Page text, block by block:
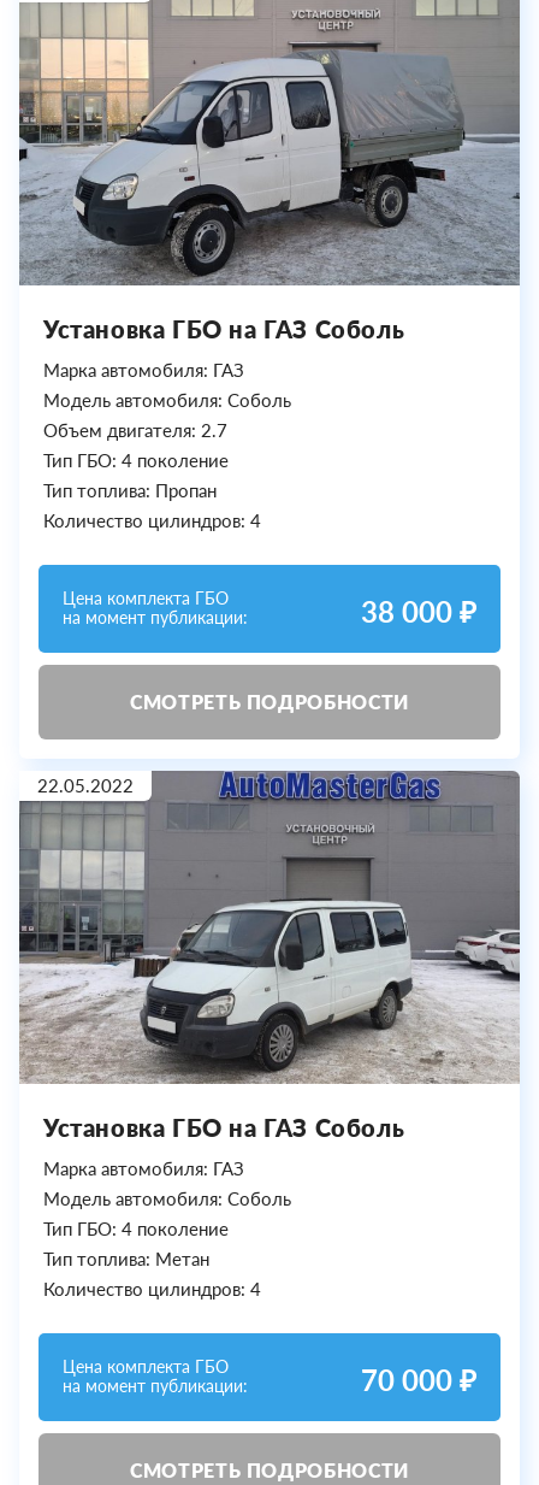
Установка ГБО на ГАЗ Соболь
Марка автомобиля: ГАЗ
Модель автомобиля: Соболь
Объем двигателя: 2.7
Тип ГБО: 4 поколение
Тип топлива: Пропан
Количество цилиндров: 4
Цена комплекта ГБО
на момент публикации:
38 000 ₽
СМОТРЕТЬ ПОДРОБНОСТИ
22.05.2022
Установка ГБО на ГАЗ Соболь
Марка автомобиля: ГАЗ
Модель автомобиля: Соболь
Тип ГБО: 4 поколение
Тип топлива: Метан
Количество цилиндров: 4
Цена комплекта ГБО
на момент публикации:
70 000 ₽
СМОТРЕТЬ ПОДРОБНОСТИ